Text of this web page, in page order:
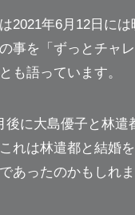
2021年6月12日に
事を「ずっとチャ
も語っています。
後に大島優子と林遣
これは林遣都と結婚
あったのかもしれま